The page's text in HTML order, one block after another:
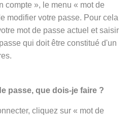
compte », le menu « mot de
modifier votre passe. Pour cela
mot de passe actuel et saisir
qui doit être constitué d'un
passe, que dois-je faire ?
cliquez sur « mot de